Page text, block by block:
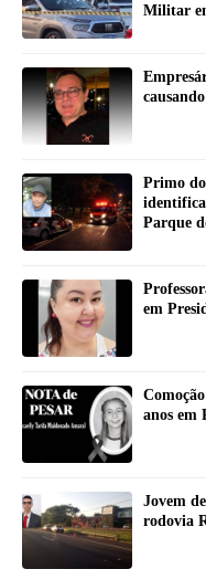
Militar
Primo
Parque
em
anos em
Jovem
rodovia